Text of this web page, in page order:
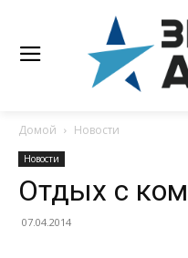
Домой Новости
Новости
Отдых с
07.04.2014